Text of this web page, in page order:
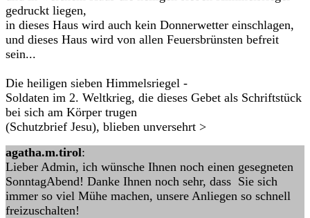
gedruckt liegen,
in dieses Haus wird auch kein Donnerwetter einschlagen,
und dieses Haus wird von allen Feuersbrünsten befreit
sein...
Die heiligen sieben Himmelsriegel -
Soldaten im 2. Weltkrieg, die dieses Gebet als Schriftstück
bei sich am Körper trugen
(Schutzbrief Jesu), blieben unversehrt >
agatha.m.tirol:
Lieber Admin, ich wünsche Ihnen noch einen gesegneten
SonntagAbend! Danke Ihnen noch sehr, dass Sie sich
immer so viel Mühe machen, unsere Anliegen so schnell
freizuschalten!